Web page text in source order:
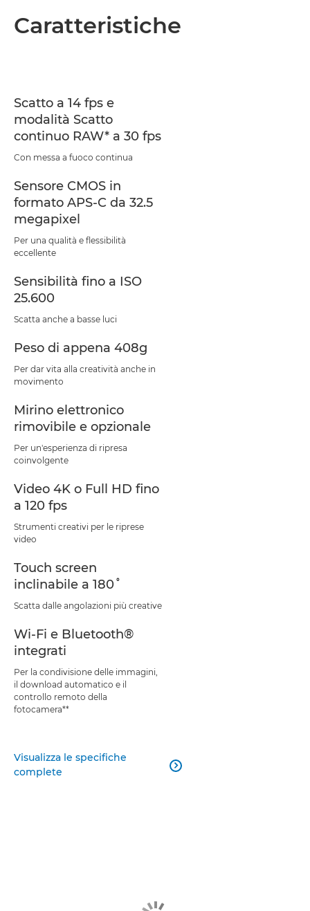
Caratteristiche
Scatto a 14 fps e
modalità Scatto
continuo RAW* a 30 fps
Con messa a fuoco continua
Sensore CMOS in
formato APS-C da 32.5
megapixel
Per una qualità e flessibilità
eccellente
Sensibilità fino a ISO
25.600
Scatta anche a basse luci
Peso di appena 408g
Per dar vita alla creatività anche in
movimento
Mirino elettronico
rimovibile e opzionale
Per un'esperienza di ripresa
coinvolgente
Video 4K o Full HD fino
a 120 fps
Strumenti creativi per le riprese
video
Touch screen
inclinabile a 180˚
Scatta dalle angolazioni più creative
Wi-Fi e Bluetooth®
integrati
Per la condivisione delle immagini,
il download automatico e il
controllo remoto della
fotocamera**
Visualizza le specifiche
complete
